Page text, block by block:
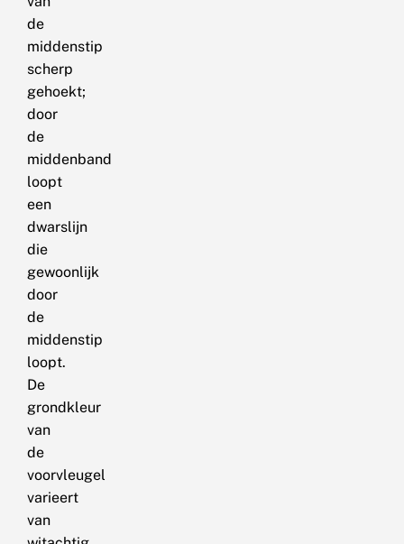
de
middenstip
scherp
gehoekt;
door
de
middenband
loopt
een
dwarslijn
die
gewoonlijk
door
de
middenstip
loopt.
De
grondkleur
van
de
voorvleugel
varieert
van